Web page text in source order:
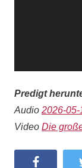
Predigt
Audio 2026-
Video Die
Facebook